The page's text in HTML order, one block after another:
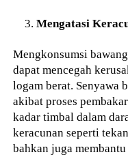
Mengatasi
Mengkonsumsi
dapat mencegah
logam berat. Senyawa
akibat proses
kadar timbal dalam
keracunan seperti
bahkan juga